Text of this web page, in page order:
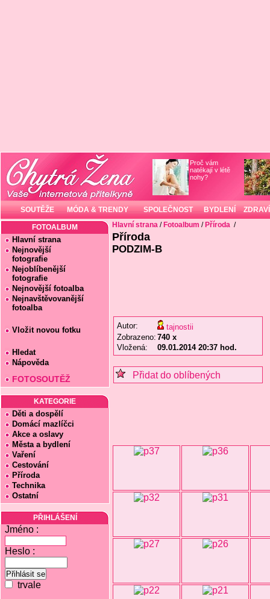
Proč vám
natékají v létě
nohy?
SOUTĚŽE MÓDA & TRENDY SPOLEČNOST BYDLENÍ ZDRAVÍ
FOTOALBUM
Hlavní strana
Nejnovější
fotografie
Nejoblíbenější
fotografie
Nejnovější fotoalba
Nejnavštěvovanější
fotoalba
Vložit novou fotku
Hledat
Nápověda
FOTOSOUTĚŽ
KATEGORIE
Děti a dospělí
Domácí mazlíčci
Akce a oslavy
Města a bydlení
Vaření
Cestování
Příroda
Technika
Ostatní
PŘIHLÁŠENÍ
Jméno :
Heslo :
trvale
Hlavní strana / Fotoalbum / Příroda /
Příroda
PODZIM-B
Autor:
tajnostii
Zobrazeno: 740 x
Vložená:
09.01.2014 20:37 hod.
Přidat do oblíbených